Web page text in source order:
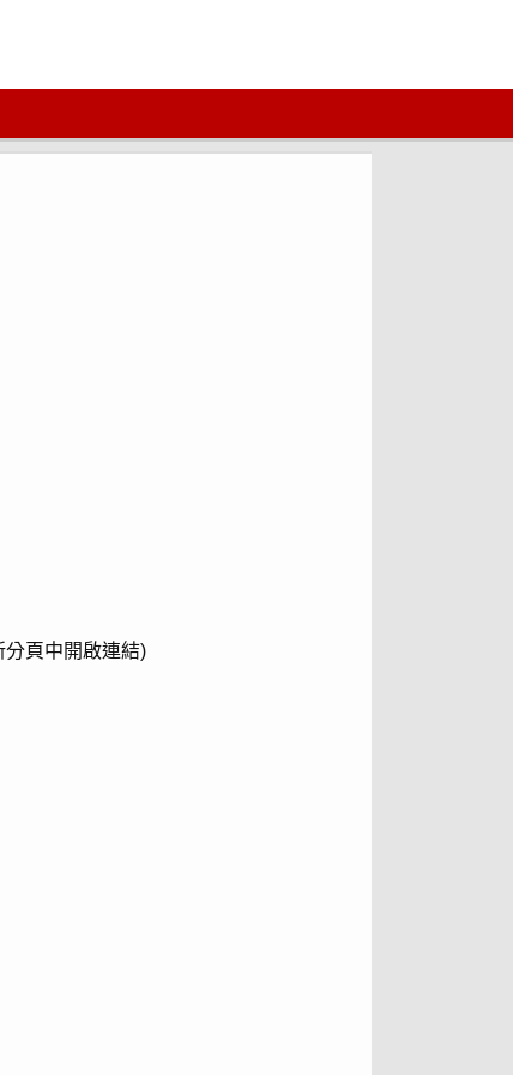
分頁中開啟連結)